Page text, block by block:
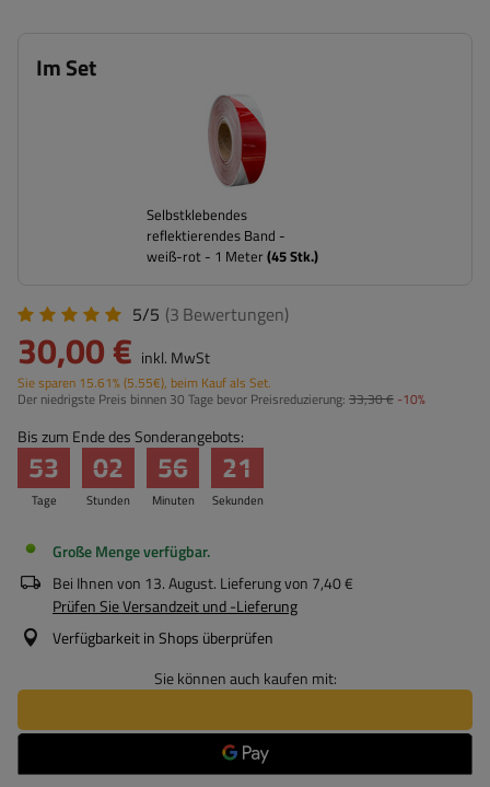
Im Set
Selbstklebendes
reflektierendes Band -
weiß-rot - 1 Meter (45Stk.)
5/5 (3 Bewertungen)
30,00 € inkl. MwSt
Sie sparen 15.61%(5.55€), beim Kauf als Set.
Der niedrigste Preis binnen 30 Tage bevor Preisreduzierung: 33,30 € -10%
Bis zum Ende des Sonderangebots:
Tage
53
Stunden
02
Minuten
56
Sekunden
21
Große Menge verfügbar
Bei Ihnen von 13. August. Lieferung von 7,40 €
Prüfen Sie Versandzeit und -Lieferung
Verfügbarkeit in Shops überprüfen
Sie können auch kaufen mit: